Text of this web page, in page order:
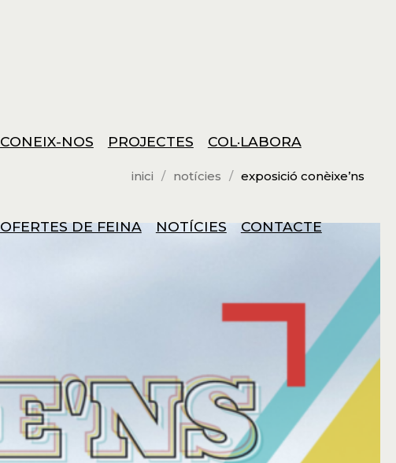
CONEIX-NOS PROJECTES COL·LABORA
OFERTES DE FEINA NOTÍCIES CONTACTE
inici notícies exposició conèixe’ns